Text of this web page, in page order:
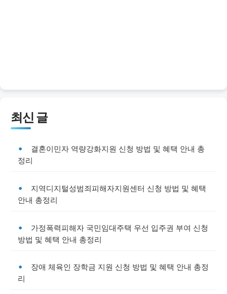
최신 글
결혼이민자 역량강화지원 신청 방법 및 혜택 안내 총
정리
지역디지털성범죄피해자지원센터 신청 방법 및 혜택
안내 총정리
가정폭력피해자 국민임대주택 우선 입주권 부여 신청
방법 및 혜택 안내 총정리
장애 체육인 장학금 지원 신청 방법 및 혜택 안내 총정
리